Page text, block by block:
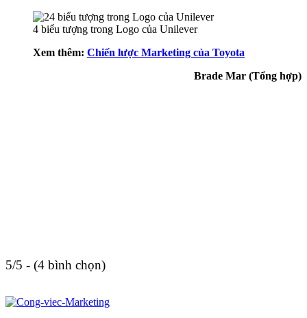
4 biểu tượng trong Logo của Unilever
Xem thêm: Chiến lược Marketing của Toyota
Brade Mar (Tổng hợp)
5/5 - (4 bình chọn)